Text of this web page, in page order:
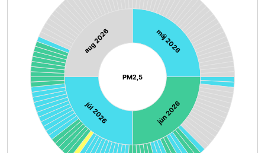
PM2,5
máj 2026
jún 2026
júl 2026
aug 2026